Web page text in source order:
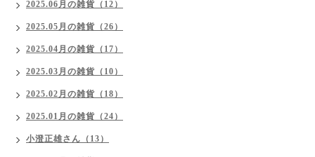
2025.06月の雑貨（12）
2025.05月の雑貨（26）
2025.04月の雑貨（17）
2025.03月の雑貨（10）
2025.02月の雑貨（18）
2025.01月の雑貨（24）
小澄正雄さん（13）